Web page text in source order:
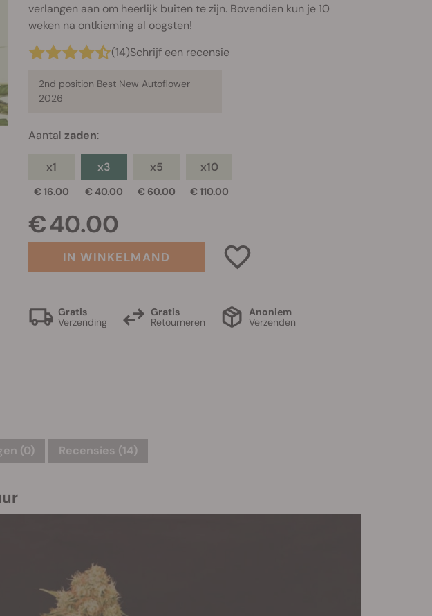
verlangen aan om heerlijk buiten te zijn. Bovendien kun je 10
weken na ontkieming al oogsten!
(14)Schrijf een recensie
2nd position Best New Autoflower
2026
Aantalzaden:
x1
€ 16.00
x3
€ 40.00
x5
€ 60.00
x10
€ 110.00
€ 40.00
IN WINKELMAND
Gratis
Verzending
Gratis
Retourneren
Anoniem
Verzenden
(0) Recensies (14)